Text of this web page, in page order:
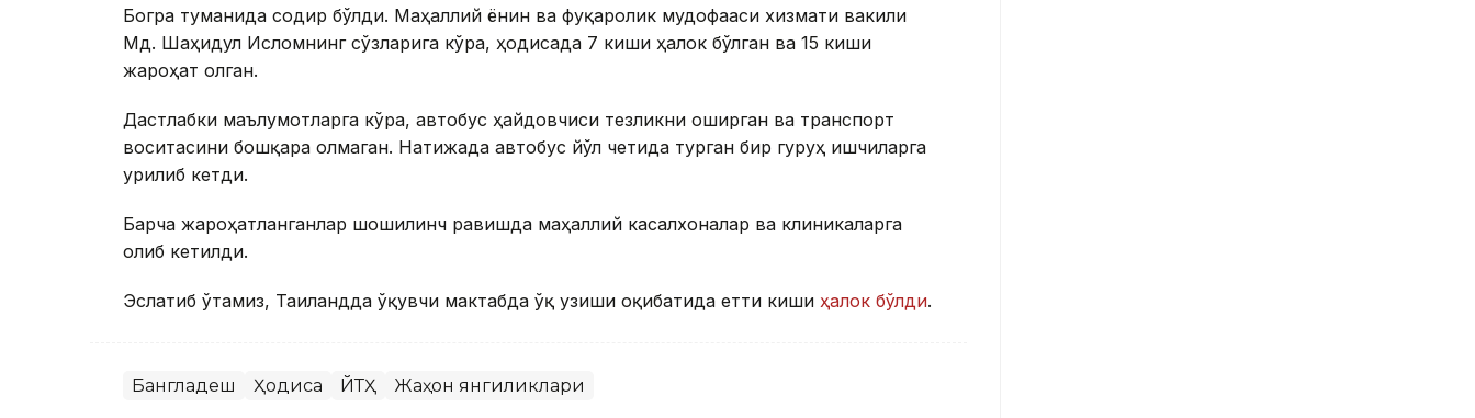
Богра туманида содир бўлди. Маҳаллий ёнғин ва фуқаролик мудофааси хизмати вакили
Мд. Шаҳидул Исломнинг сўзларига кўра, ҳодисада 7 киши ҳалок бўлган ва 15 киши
жароҳат олган.
Дастлабки маълумотларга кўра, автобус ҳайдовчиси тезликни оширган ва транспорт
воситасини бошқара олмаган. Натижада автобус йўл четида турган бир гуруҳ ишчиларга
урилиб кетди.
Барча жароҳатланганлар шошилинч равишда маҳаллий касалхоналар ва клиникаларга
олиб кетилди.
Эслатиб ўтамиз, Таиландда ўқувчи мактабда ўқ узиши оқибатида етти киши ҳалок бўлди.
Бангладеш Ҳодиса ЙТҲ Жаҳон янгиликлари